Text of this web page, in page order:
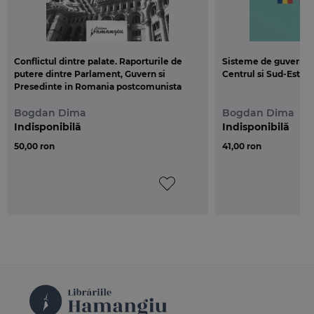
Conflictul dintre palate. Raporturile de
putere dintre Parlament, Guvern si
Presedinte in Romania postcomunista
Bogdan Dima
50,00 ron
Indisponibilă
Sisteme de
Centrul si Sud-Estul
Bogdan Dima
41,00 ron
Indisponibilă